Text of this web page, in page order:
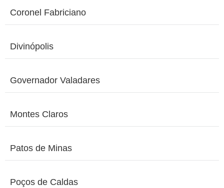
Coronel Fabriciano
Divinópolis
Governador Valadares
Montes Claros
Patos de Minas
Poços de Caldas